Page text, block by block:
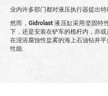
业内许多部门都对液压执行器提出特
然而， Gidrolast液压缸采用坚固特
下，还是安装在铲车的桅杆内，亦
在浸浴腐蚀性盐雾的海上石油钻井
性能.